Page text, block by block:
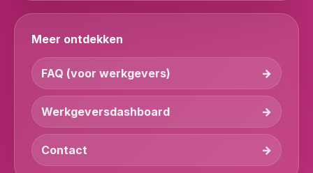
Meer ontdekken
FAQ (voor werkgevers)
Werkgeversdashboard
Contact